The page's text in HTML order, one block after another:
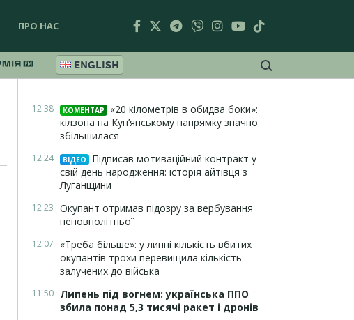
ПРО НАС
ENGLISH
12:38 КОМЕНТАР
«20 кілометрів в обидва боки»:
кілзона на Куп’янському напрямку значно
збільшилася
12:24 ВІДЕО
Підписав мотиваційний контракт у
свій день народження: історія айтівця з
Луганщини
12:23 Окупант отримав підозру за вербування
неповнолітньої
12:07
«Треба більше»: у липні кількість вбитих
окупантів трохи перевищила кількість
залучених до війська
11:50 Липень під вогнем: українська ППО
збила понад 5,3 тисячі ракет і дронів